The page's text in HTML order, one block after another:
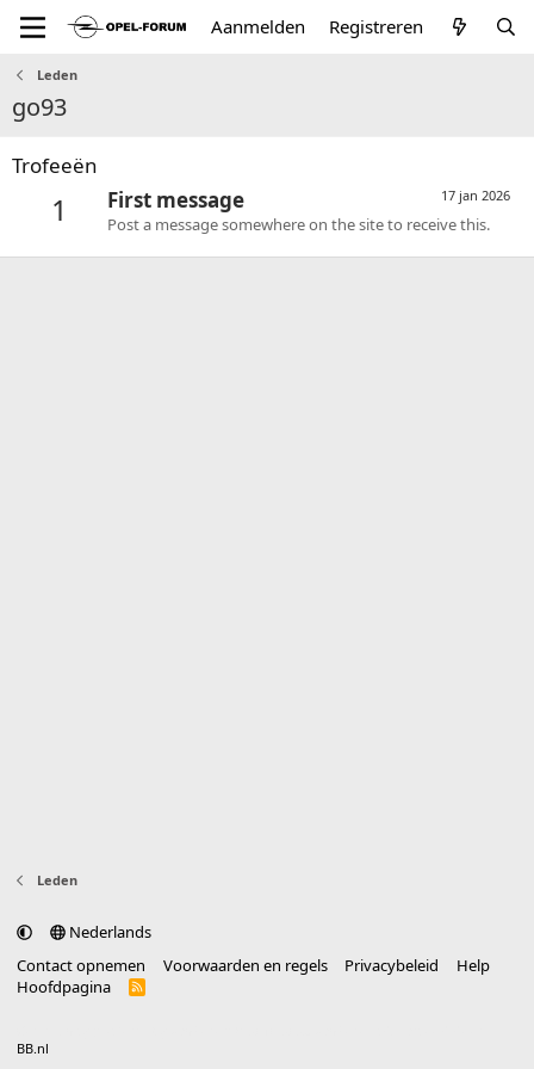
Aanmelden Registreren
Leden
go93
Trofeeën
1 17 jan 2026
First message
Post a message somewhere on the site to receive this.
Leden
Nederlands
Contact opnemen
Voorwaarden en regels Privacybeleid
Help
Hoofdpagina
R
BB.nl